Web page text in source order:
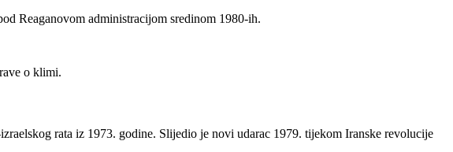
Reaganovom administracijom sredinom 1980-ih.
o klimi.
rata iz 1973. godine. Slijedio je novi udarac 1979. tijekom Iranske revolucije